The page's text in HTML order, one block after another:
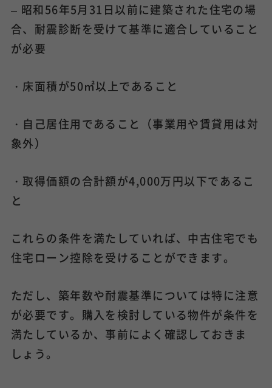
– 昭和56年5月31日以前に建築された住宅の場
合、耐震診断を受けて基準に適合していること
が必要
・床面積が50㎡以上であること
・自己居住用であること（事業用や賃貸用は対
象外）
・取得価額の合計額が4,000万円以下であるこ
と
これらの条件を満たしていれば、中古住宅でも
住宅ローン控除を受けることができます。
ただし、築年数や耐震基準については特に注意
が必要です。購入を検討している物件が条件を
満たしているか、事前によく確認しておきま
しょう。